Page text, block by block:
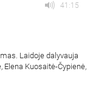
41:15
Laidoje dalyvauja
Kuosaitė-Čypienė,